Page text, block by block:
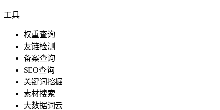
工具
权重查询
友链检测
备案查询
SEO查询
关键词挖掘
素材搜索
大数据词云